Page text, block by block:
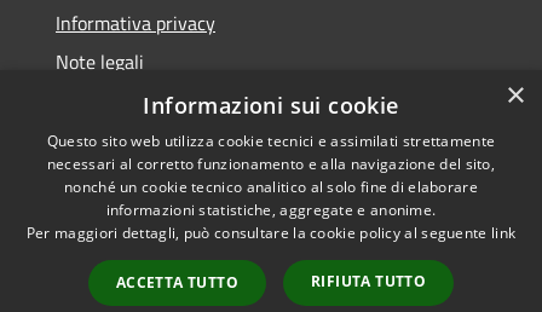
Informativa privacy
Note legali
Dichiarazione di accessibilità
RSS
Accessibilità
Copyright © 2026 • Comune di
Municipium•
Accesso
×
Informazioni sui cookie
Questo sito web utilizza cookie tecnici e assimilati strettamente
necessari al corretto funzionamento e alla navigazione del sito,
nonché un cookie tecnico analitico al solo fine di elaborare
informazioni statistiche, aggregate e anonime.
Per maggiori dettagli, può consultare la cookie policy al seguente link
ACCETTA TUTTO RIFIUTA TUTTO